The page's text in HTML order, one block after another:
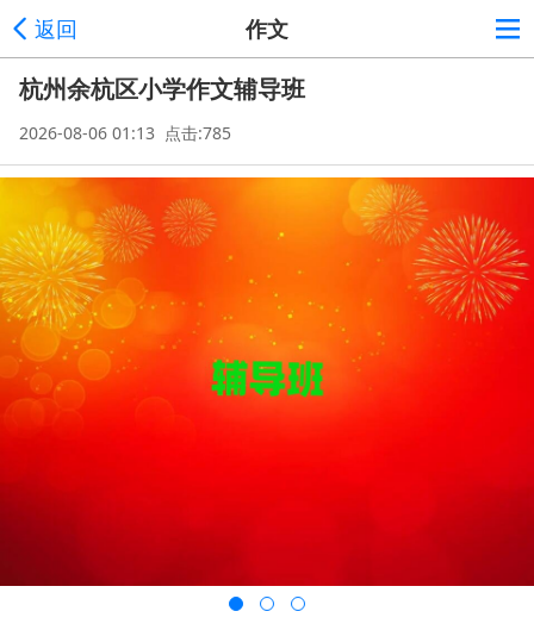
返回 作文
杭州余杭区小学作文辅导班
2026-08-06 01:13 点击:785